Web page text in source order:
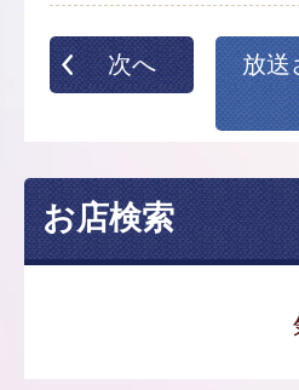
次へ
放送
お店検索